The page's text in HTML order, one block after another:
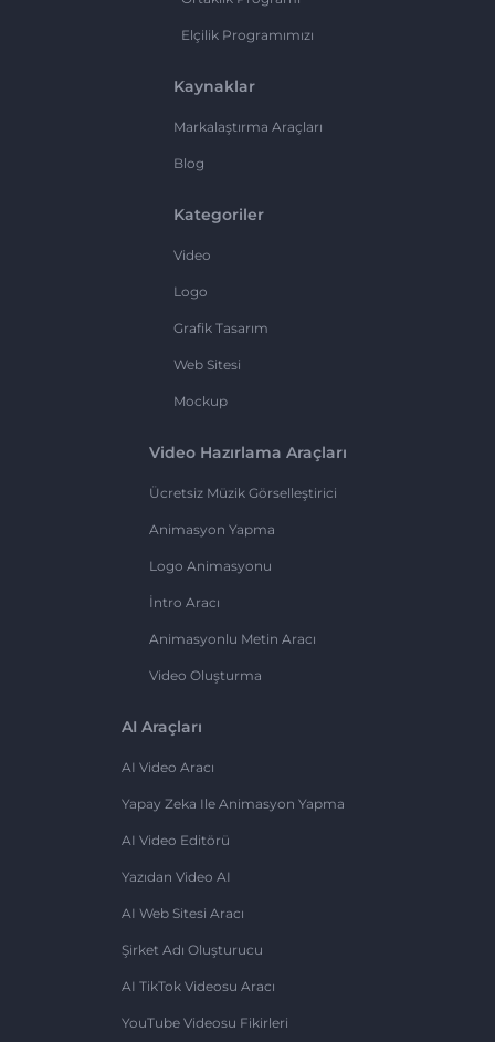
Elçilik Programımızı
Kaynaklar
Markalaştırma Araçları
Blog
Kategoriler
Video
Logo
Grafik Tasarım
Web Sitesi
Mockup
Video Hazırlama Araçları
Ücretsiz Müzik Görselleştirici
Animasyon Yapma
Logo Animasyonu
İntro Aracı
Animasyonlu Metin Aracı
Video Oluşturma
AI Araçları
AI Video Aracı
Yapay Zeka Ile Animasyon Yapma
AI Video Editörü
Yazıdan Video AI
AI Web Sitesi Aracı
Şirket Adı Oluşturucu
AI TikTok Videosu Aracı
YouTube Videosu Fikirleri